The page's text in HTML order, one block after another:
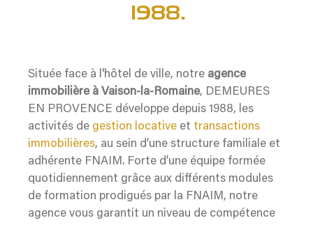
1988.
Située face à l'hôtel de ville, notre agence
immobilière à Vaison-la-Romaine, DEMEURES
EN PROVENCE développe depuis 1988, les
activités de gestion locative et transactions
immobilières, au sein d’une structure familiale et
adhérente FNAIM. Forte d’une équipe formée
quotidiennement grâce aux différents modules
de formation prodigués par la FNAIM, notre
agence vous garantit un niveau de compétence